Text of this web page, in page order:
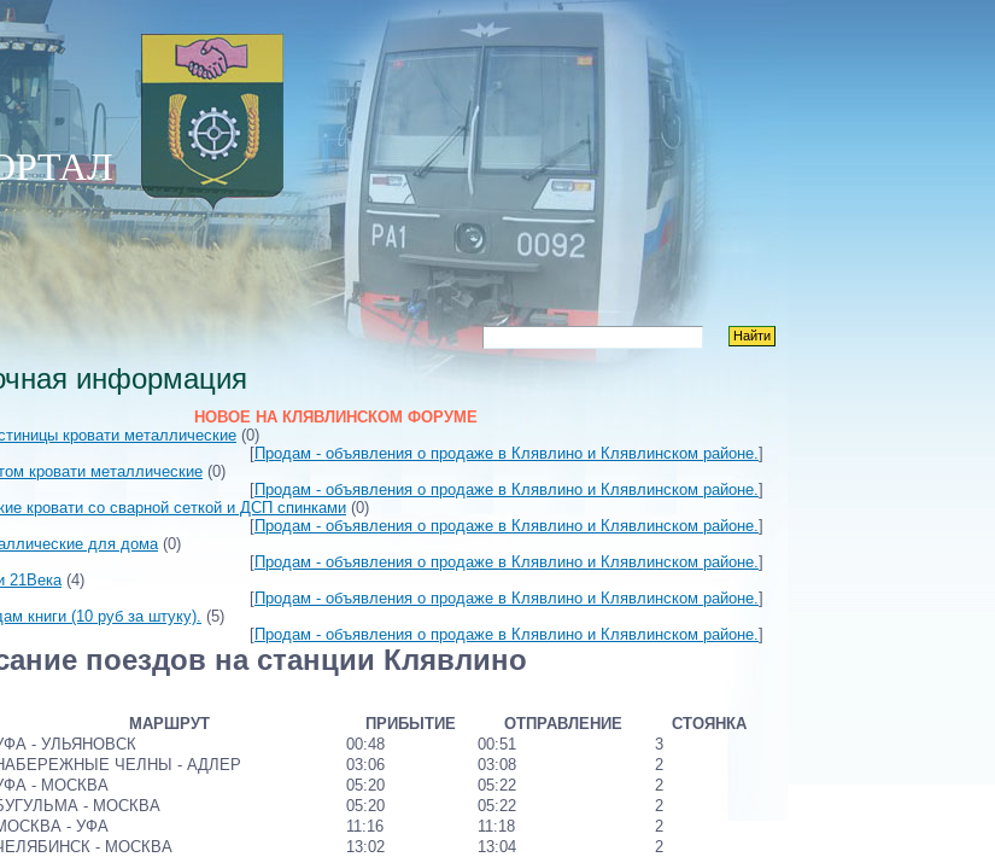
информация
НОВОЕ НА КЛЯВЛИНСКОМ ФОРУМЕ
кровати металлические (0)
[Продам - объявления о продаже в Клявлино и Клявлинском районе.]
кровати металлические (0)
[Продам - объявления о продаже в Клявлино и Клявлинском районе.]
кровати со сварной сеткой и ДСП спинками (0)
[Продам - объявления о продаже в Клявлино и Клявлинском районе.]
для дома (0)
[Продам - объявления о продаже в Клявлино и Клявлинском районе.]
21Века (4)
[Продам - объявления о продаже в Клявлино и Клявлинском районе.]
книги (10 руб за штуку). (5)
[Продам - объявления о продаже в Клявлино и Клявлинском районе.]
поездов на станции Клявлино
МАРШРУТ ПРИБЫТИЕ ОТПРАВЛЕНИЕ
СТОЯНКА
- УЛЬЯНОВСК 00:48 00:51
3
ЧЕЛНЫ - АДЛЕР 03:06 03:08
2
- МОСКВА 05:20 05:22
2
- МОСКВА 05:20 05:22
2
- УФА 11:16 11:18
2
- МОСКВА 13:02 13:04
2